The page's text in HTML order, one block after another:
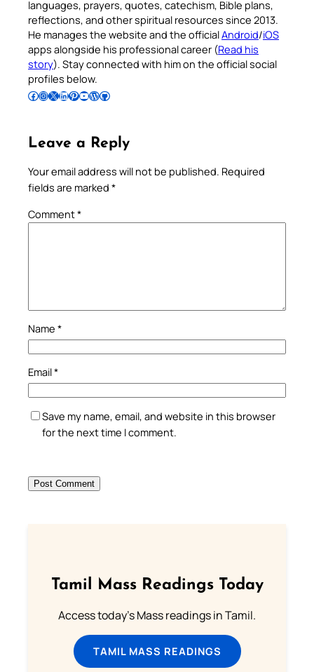
languages, prayers, quotes, catechism, Bible plans,
reflections, and other spiritual resources since 2013.
He manages the website and the officialAndroid/iOS
apps alongside his professional career (Read his
story). Stay connected with him on the official social
profiles below.
Follow Pradeep on Facebook Follow Pradeep on InstagramFollow Pradeep on X Follow Pradeep on LinkedIn Follow Pradeep on Pinterest Subscribe to Pradeep’s Youtube Channel Follow Pradeep on WordPress Follow Pradeep on GitHub
Leave a Reply
Your email address will not be published. Required
fields are marked *
Comment*
Name *
Email*
Save my name, email, and website in this browser
for the next time I comment.
Tamil Mass Readings Today
Access today's Mass readings in Tamil.
TAMIL MASS READINGS